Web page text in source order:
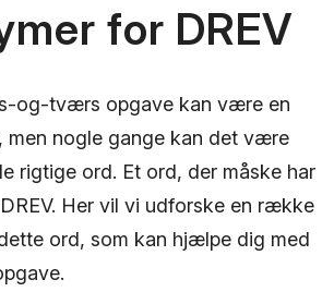
for DREV
og-tværs opgave kan være en
men nogle gange kan det være
rigtige ord. Et ord, der måske har
Her vil vi udforske en række
ord, som kan hjælpe dig med